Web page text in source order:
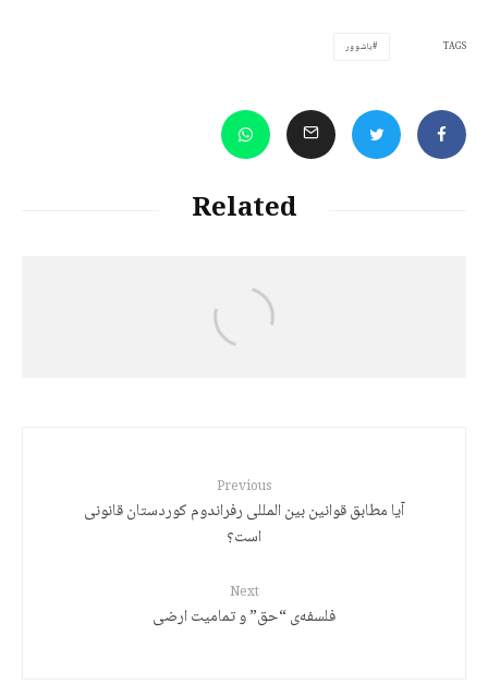
TAGS باشوور
Related
Previous
آیا مطابق قوانین بین المللی رفراندوم کوردستان قانونی
است؟
Next
فلسفه‌ی “حق” و تمامیت ارضی